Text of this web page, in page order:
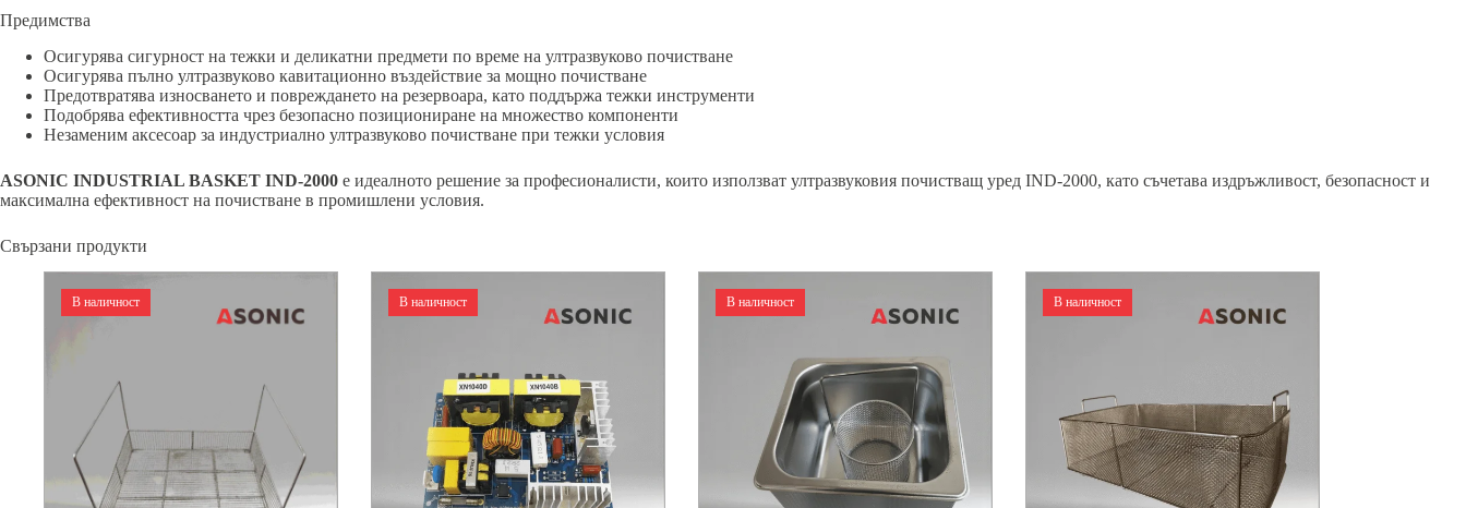
Предимства
Осигурява сигурност на тежки и деликатни предмети по време на ултразвуково почистване
Осигурява пълно ултразвуково кавитационно въздействие за мощно почистване
Предотвратява износването и повреждането на резервоара, като поддържа тежки инструменти
Подобрява ефективността чрез безопасно позициониране на множество компоненти
Незаменим аксесоар за индустриално ултразвуково почистване при тежки условия
ASONIC INDUSTRIAL BASKET IND-2000 е идеалното решение за професионалисти, които използват ултразвуковия почистващ уред IND-2000, като съчетава издръжливост, безопасност и
максимална ефективност на почистване в промишлени условия.
Свързани продукти
В наличност В наличност В наличност В наличност